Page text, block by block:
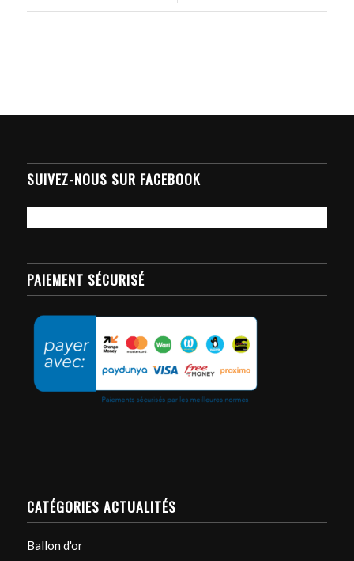
SUIVEZ-NOUS SUR FACEBOOK
PAIEMENT SÉCURISÉ
CATÉGORIES ACTUALITÉS
Ballon d'or